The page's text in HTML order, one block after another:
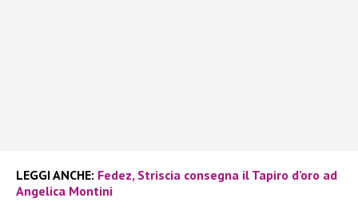
LEGGI ANCHE: Fedez, Striscia consegna il Tapiro d’oro ad
Angelica Montini